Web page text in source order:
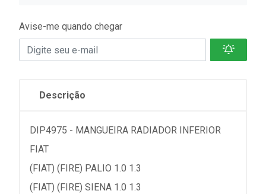
Avise-me quando chegar
Descrição
DIP4975 - MANGUEIRA RADIADOR INFERIOR
FIAT
(FIAT) (FIRE) PALIO 1.0 1.3
(FIAT) (FIRE) SIENA 1.0 1.3